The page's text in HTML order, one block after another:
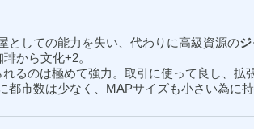
としての能力を失い、代わりに高級資源の
から文化+2。
るのは極めて強力。取引に使って良し、拡
都市数は少なく、MAPサイズも小さい為に